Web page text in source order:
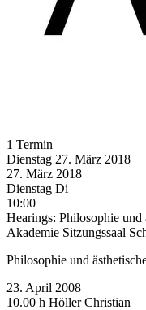
1 Termin
Dienstag 27. März 2018
27. März 2018
Dienstag Di
10:00
Hearings: Philosophie
Akademie Sitzungssaal
Philosophie und
23. April 2008
10.00 h Höller Christian